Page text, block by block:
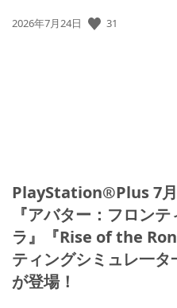
公
2026年7月24日 31
PlayStation®Plus 7月
『アバター：フロン
ラ』『Rise of the
ティングシミュレ一
が登場！